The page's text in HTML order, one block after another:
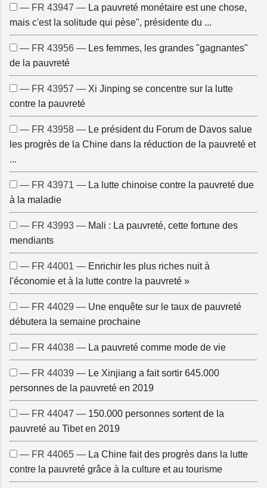
— FR 43947 — La pauvreté monétaire est une chose,
mais c'est la solitude qui pèse", présidente du ...
— FR 43956 — Les femmes, les grandes "gagnantes"
de la pauvreté
— FR 43957 — Xi Jinping se concentre sur la lutte
contre la pauvreté
— FR 43958 — Le président du Forum de Davos salue
les progrès de la Chine dans la réduction de la pauvreté et
...
— FR 43971 — La lutte chinoise contre la pauvreté due
à la maladie
— FR 43993 — Mali : La pauvreté, cette fortune des
mendiants
— FR 44001 — Enrichir les plus riches nuit à
l'économie et à la lutte contre la pauvreté »
— FR 44029 — Une enquête sur le taux de pauvreté
débutera la semaine prochaine
— FR 44038 — La pauvreté comme mode de vie
— FR 44039 — Le Xinjiang a fait sortir 645.000
personnes de la pauvreté en 2019
— FR 44047 — 150.000 personnes sortent de la
pauvreté au Tibet en 2019
— FR 44065 — La Chine fait des progrès dans la lutte
contre la pauvreté grâce à la culture et au tourisme